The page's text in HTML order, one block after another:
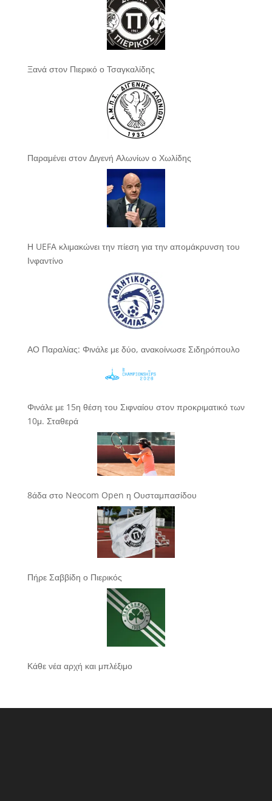
Ξανά στον Πιερικό ο Τσαγκαλίδης
Παραμένει στον Διγενή Αλωνίων ο Χωλίδης
Η UEFA κλιμακώνει την πίεση για την απομάκρυνση του
Ινφαντίνο
ΑΟ Παραλίας: Φινάλε με δύο, ανακοίνωσε Σιδηρόπουλο
Φινάλε με 15η θέση του Σιφναίου στον προκριματικό των
10μ. Σταθερά
8άδα στο Neocom Open η Ουσταμπασίδου
Πήρε Σαββίδη ο Πιερικός
Κάθε νέα αρχή και μπλέξιμο